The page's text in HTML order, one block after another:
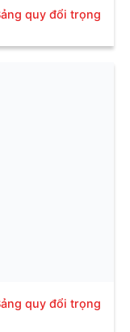
quy đổi trọng
quy đổi trọng